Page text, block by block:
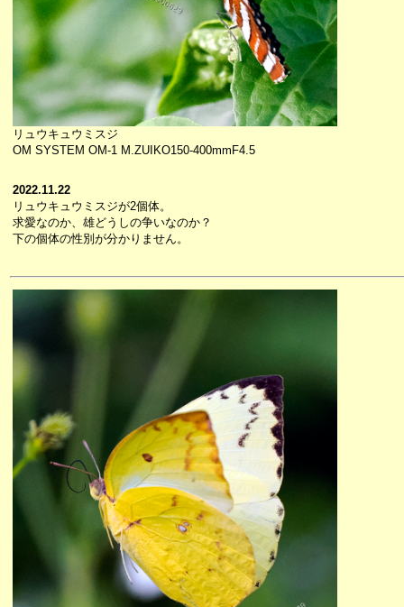
リュウキュウミスジ
OM SYSTEM OM-1 M.ZUIKO150-400mmF4.5
2022.11.22
リュウキュウミスジが2個体。
求愛なのか、雄どうしの争いなのか？
下の個体の性別が分かりません。